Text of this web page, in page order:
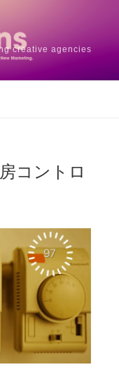
creative agencies
コントロ